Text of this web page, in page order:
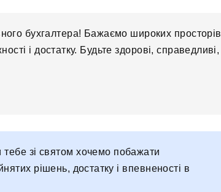
бухгалтера! Бажаємо широких просторів
і достатку. Будьте здорові, справедливі,
зі святом хочемо побажати
рішень, достатку і впевненості в